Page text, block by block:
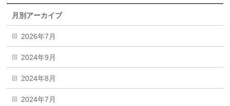
月別アーカイブ
2026年7月
2024年9月
2024年8月
2024年7月